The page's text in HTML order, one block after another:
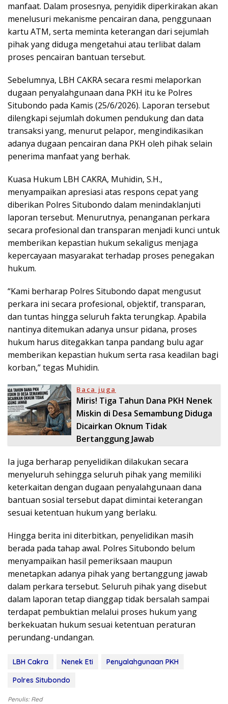
manfaat. Dalam prosesnya, penyidik diperkirakan akan
menelusuri mekanisme pencairan dana, penggunaan
kartu ATM, serta meminta keterangan dari sejumlah
pihak yang diduga mengetahui atau terlibat dalam
proses pencairan bantuan tersebut.
Sebelumnya, LBH CAKRA secara resmi melaporkan
dugaan penyalahgunaan dana PKH itu ke Polres
Situbondo pada Kamis (25/6/2026). Laporan tersebut
dilengkapi sejumlah dokumen pendukung dan data
transaksi yang, menurut pelapor, mengindikasikan
adanya dugaan pencairan dana PKH oleh pihak selain
penerima manfaat yang berhak.
Kuasa Hukum LBH CAKRA, Muhidin, S.H.,
menyampaikan apresiasi atas respons cepat yang
diberikan Polres Situbondo dalam menindaklanjuti
laporan tersebut. Menurutnya, penanganan perkara
secara profesional dan transparan menjadi kunci untuk
memberikan kepastian hukum sekaligus menjaga
kepercayaan masyarakat terhadap proses penegakan
hukum.
“Kami berharap Polres Situbondo dapat mengusut
perkara ini secara profesional, objektif, transparan,
dan tuntas hingga seluruh fakta terungkap. Apabila
nantinya ditemukan adanya unsur pidana, proses
hukum harus ditegakkan tanpa pandang bulu agar
memberikan kepastian hukum serta rasa keadilan bagi
korban,” tegas Muhidin.
Baca juga
Miris! Tiga Tahun Dana PKH Nenek
Miskin di Desa Semambung Diduga
Dicairkan Oknum Tidak
Bertanggung Jawab
Ia juga berharap penyelidikan dilakukan secara
menyeluruh sehingga seluruh pihak yang memiliki
keterkaitan dengan dugaan penyalahgunaan dana
bantuan sosial tersebut dapat dimintai keterangan
sesuai ketentuan hukum yang berlaku.
Hingga berita ini diterbitkan, penyelidikan masih
berada pada tahap awal. Polres Situbondo belum
menyampaikan hasil pemeriksaan maupun
menetapkan adanya pihak yang bertanggung jawab
dalam perkara tersebut. Seluruh pihak yang disebut
dalam laporan tetap dianggap tidak bersalah sampai
terdapat pembuktian melalui proses hukum yang
berkekuatan hukum sesuai ketentuan peraturan
perundang-undangan.
LBH Cakra Nenek Eti
Penyalahgunaan PKH
Polres Situbondo
Penulis: Red